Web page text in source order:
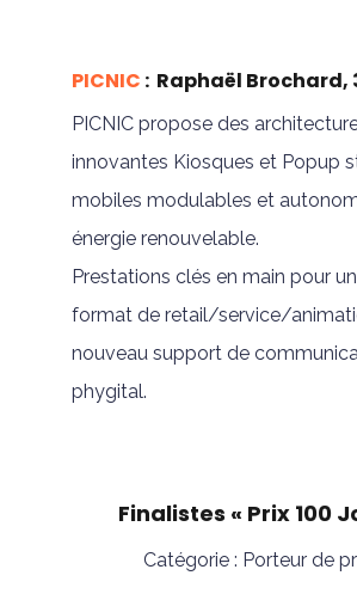
PICNIC : Raphaël Brochard,
PICNIC propose des
innovantes Kiosques et Popup
mobiles modulables et
énergie renouvelable.
Prestations clés en main pour
format de retail/service/
nouveau support de
phygital.
Finalistes « Prix 100
Catégorie : Porteur de